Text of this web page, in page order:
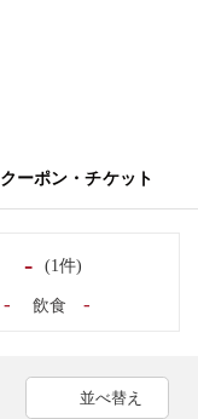
クーポン・チケット
- (1件)
- 飲食 -
並べ替え